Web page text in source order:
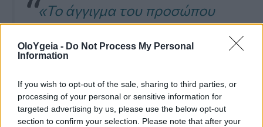
OloYgeia - Do Not Process My Personal
Information
If you wish to opt-out of the sale, sharing to third parties, or
processing of your personal or sensitive information for
targeted advertising by us, please use the below opt-out
section to confirm your selection. Please note that after your
«Το άγγιγμα του προσώπου
λιπαρότητα, ενώ το
μαλλιά προκαλεί σπάσιμο.
Άφησε το δέρμα και το